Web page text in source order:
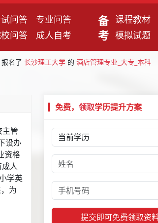
问答
专业问答
问答
成人自考
备
考
课程教材
模拟试题
名了 长沙理工大学 的 酒店管理专业_大专_本科
的法学专业
名了
邵阳广播电视大学(邵阳开放大学)
视觉
名了
名了
湖南中医药大学的
名了湖南中医药大学的视觉传达设计专业_大专_
名了
湖南开放大学(湖南电大)
湘西土家族苗族自治州民族广播电视大学(湘
管
设办
资格
人
学英
为
免费， 领取学历提升方案
提交即可免费领取资